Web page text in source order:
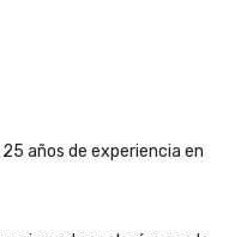
años de experiencia en